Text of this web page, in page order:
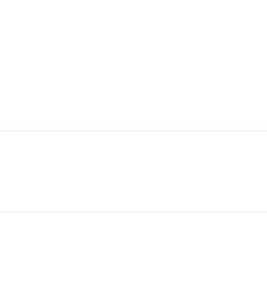
pakettiautomaattiin (ei koske